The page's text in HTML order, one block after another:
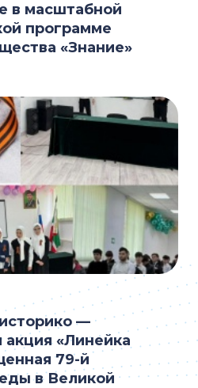
в масштабной
программе
«Знание»
—
акция «Линейка
79-й
в Великой